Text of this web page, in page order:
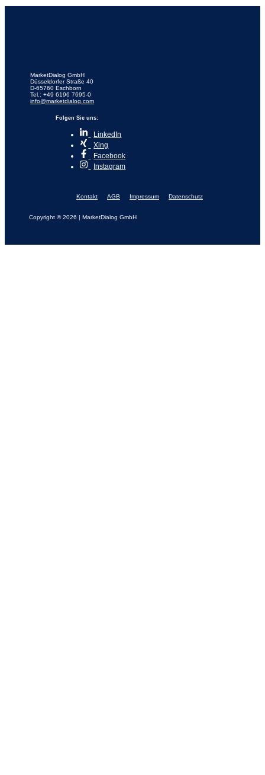
MarketDialog GmbH
Düsseldorfer Straße 40
D-65760 Eschborn
Tel.: +49 6196 7695-0
info@marketdialog.com
Folgen Sie uns:
LinkedIn
Xing
Facebook
Instagram
Kontakt AGB Impressum Datenschutz
Copyright © 2026 | MarketDialog GmbH